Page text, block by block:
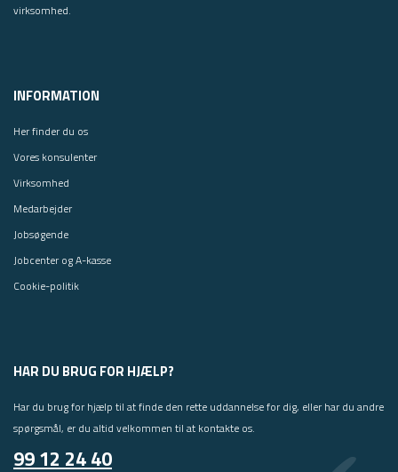
virksomhed.
INFORMATION
Her finder du os
Vores konsulenter
Virksomhed
Medarbejder
Jobsøgende
Jobcenter og A-kasse
Cookie-politik
HAR DU BRUG FOR HJÆLP?
Har du brug for hjælp til at finde den rette uddannelse for dig, eller har du andre
spørgsmål, er du altid velkommen til at kontakte os.
99 12 24 40